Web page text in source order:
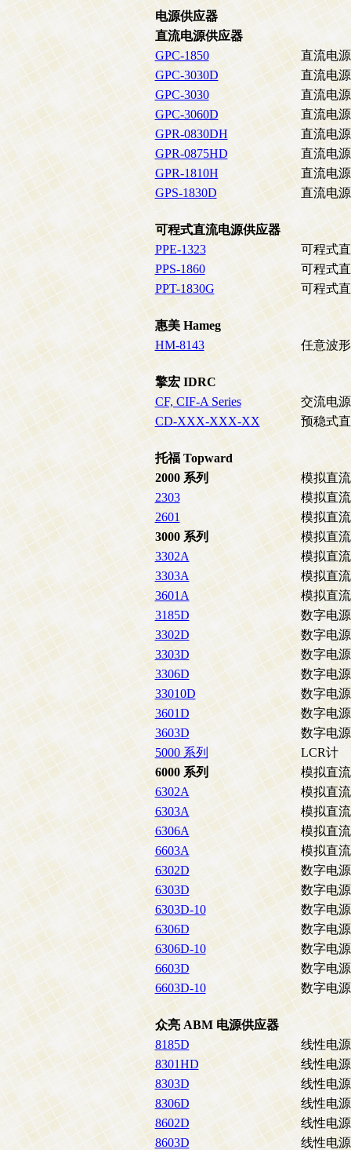
电源供应器
直流电源供应器
GPC-1850
直流电
GPC-3030D
直流电
GPC-3030
直流电
GPC-3060D
直流电
GPR-0830DH
直流电
GPR-0875HD
直流电
GPR-1810H
直流电
GPS-1830D
直流电
可程式直流电源供应器
PPE-1323
可程式
PPS-1860
可程式
PPT-1830G
可程式
惠美 Hameg
HM-8143
任意波
擎宏 IDRC
CF, CIF-A Series
交流电
CD-XXX-XXX-XX
预稳式
托福 Topward
2000 系列
模拟直
2303
模拟直
2601
模拟直
3000 系列
模拟直
3302A
模拟直
3303A
模拟直
3601A
模拟直
3185D
数字电
3302D
数字电
3303D
数字电
3306D
数字电
33010D
数字电
3601D
数字电
3603D
数字电
5000 系列
LCR计
6000 系列
模拟直
6302A
模拟直
6303A
模拟直
6306A
模拟直
6603A
模拟直
6302D
数字电
6303D
数字电
6303D-10
数字电
6306D
数字电
6306D-10
数字电
6603D
数字电
6603D-10
数字电
众亮 ABM 电源供应器
8185D
线性电
8301HD
线性电
8303D
线性电
8306D
线性电
8602D
线性电
8603D
线性电